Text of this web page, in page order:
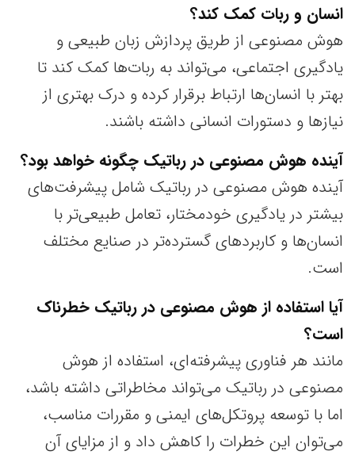
انسان و ربات کمک کند؟
هوش مصنوعی از طریق پردازش زبان طبیعی و
یادگیری اجتماعی، می‌تواند به ربات‌ها کمک کند تا
بهتر با انسان‌ها ارتباط برقرار کرده و درک بهتری از
نیازها و دستورات انسانی داشته باشند.
آینده هوش مصنوعی در رباتیک چگونه خواهد بود؟
آینده هوش مصنوعی در رباتیک شامل پیشرفت‌های
بیشتر در یادگیری خودمختار، تعامل طبیعی‌تر با
انسان‌ها و کاربردهای گسترده‌تر در صنایع مختلف
است.
آیا استفاده از هوش مصنوعی در رباتیک خطرناک
است؟
مانند هر فناوری پیشرفته‌ای، استفاده از هوش
مصنوعی در رباتیک می‌تواند مخاطراتی داشته باشد،
اما با توسعه پروتکل‌های ایمنی و مقررات مناسب،
می‌توان این خطرات را کاهش داد و از مزایای آن